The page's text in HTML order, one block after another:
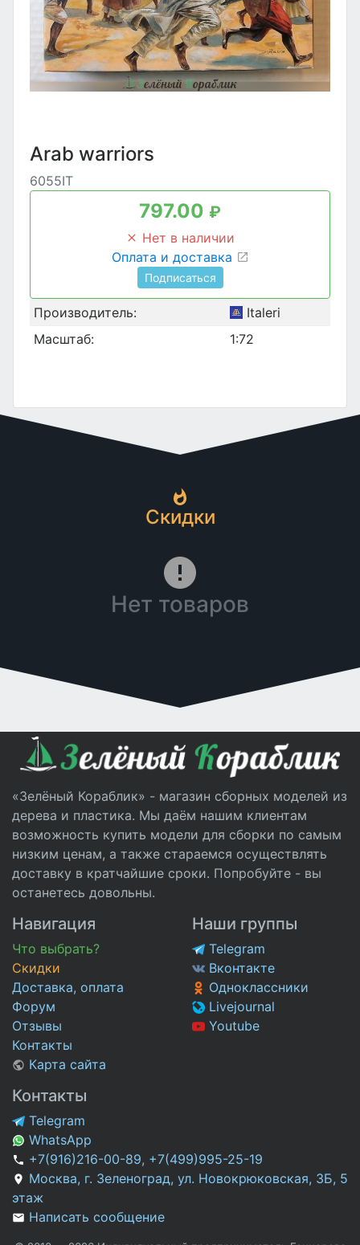
Arab warriors
6055IT
797.00 ₽
Нет в наличии
Оплата и доставка
Подписаться
Производитель:
Italeri
Масштаб:
1:72
Скидки
Нет товаров
«Зелёный Кораблик» - магазин сборных моделей из
дерева и пластика. Мы даём нашим клиентам
возможность купить модели для сборки по самым
низким ценам, а также стараемся осуществлять
доставку в кратчайшие сроки. Попробуйте - вы
останетесь довольны.
Навигация
Что выбрать?
Скидки
Доставка, оплата
Форум
Отзывы
Контакты
Карта сайта
Наши группы
Telegram
Вконтакте
Одноклассники
Livejournal
Youtube
Контакты
Telegram
WhatsApp
+7(916)216-00-89, +7(499)995-25-19
Москва, г. Зеленоград, ул. Новокрюковская, 3Б, 5
этаж
Написать сообщение